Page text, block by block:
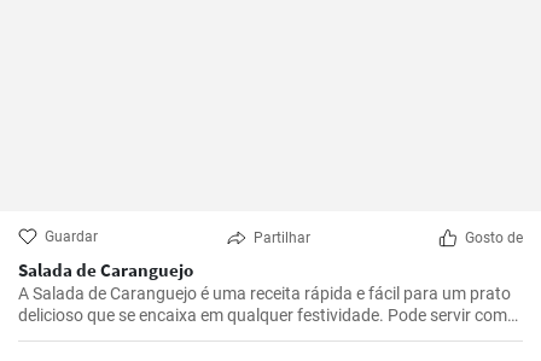
Guardar Partilhar Gosto de
Salada de Caranguejo
A Salada de Caranguejo é uma receita rápida e fácil para um prato
delicioso que se encaixa em qualquer festividade. Pode servir como
entrada ou prato principal.